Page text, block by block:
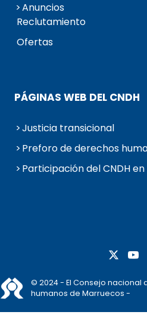
Anuncios
Reclutamiento
Ofertas
PÁGINAS WEB DEL CNDH
Justicia transicional
Preforo de derechos
Participación del CNDH en
© 2024 - El Consejo nacional
humanos de Marruecos -